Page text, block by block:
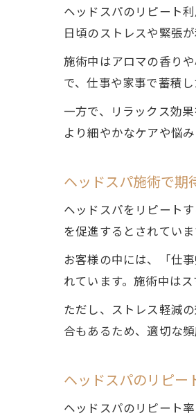
ヘッドスパのリピート
日頃のストレスや緊張
施術中はアロマの香り
で、仕事や家事で蓄積
一方で、リラックス効
より細やかなケアや悩
ヘッドスパ施術で期
ヘッドスパをリピート
を促進するとされてい
お客様の中には、「仕
れています。施術中は
ただし、ストレス軽減
合もあるため、適切な
ヘッドスパのリピー
ヘッドスパのリピート